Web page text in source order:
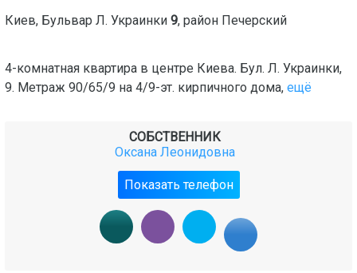
Киев, Бульвар Л. Украинки 9, район Печерский
4-комнатная квартира в центре Киева. Бул. Л. Украинки,
9. Метраж 90/65/9 на 4/9-эт. кирпичного дома, ещё
СОБСТВЕННИК
Оксана Леонидовна
Показать телефон